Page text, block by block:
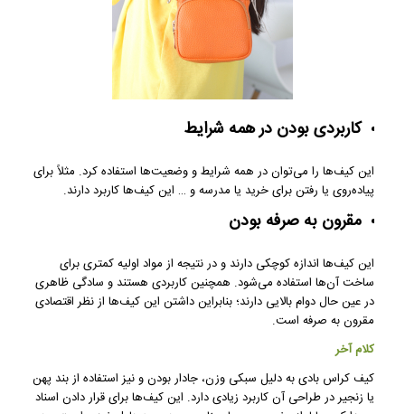
کاربردی بودن در همه شرایط
این کیف‌ها را می‌توان در همه شرایط و وضعیت‌ها استفاده کرد. مثلاً برای
پیاده‌روی یا رفتن برای خرید یا مدرسه و … این کیف‌ها کاربرد دارند.
مقرون به صرفه بودن
این کیف‌ها اندازه کوچکی دارند و در نتیجه از مواد اولیه کمتری برای
ساخت آن‌ها استفاده می‌شود. همچنین کاربردی هستند و سادگی ظاهری
در عین حال دوام بالایی دارند؛ بنابراین داشتن این کیف‌ها از نظر اقتصادی
مقرون به صرفه است.
کلام آخر
کیف کراس بادی به دلیل سبکی وزن، جادار بودن و نیز استفاده از بند پهن
یا زنجیر در طراحی آن کاربرد زیادی دارد. این کیف‌ها برای قرار دادن اسناد